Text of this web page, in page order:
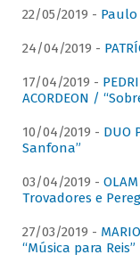
22/05/2019 -
24/04/2019 -
17/04/2019 -
ACORDEON /
10/04/2019 - DUO
Sanfona”
03/04/2019 -
Trovadores e
27/03/2019 -
“Música para Reis”